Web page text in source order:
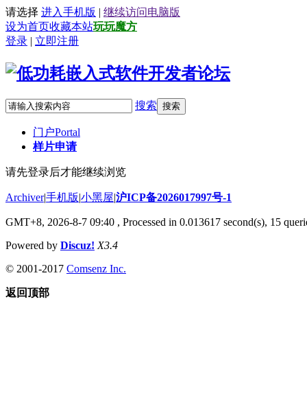
请选择 进入手机版 | 继续访问电脑版
设为首页收藏本站玩玩魔方
登录 | 立即注册
搜索 搜索
门户Portal
样片申请
请先登录后才能继续浏览
Archiver|手机版|小黑屋|沪ICP备2026017997号-1
GMT+8, 2026-8-7 09:40 , Processed in 0.013617 second(s), 15
Powered by Discuz! X3.4
© 2001-2017 Comsenz Inc.
返回顶部